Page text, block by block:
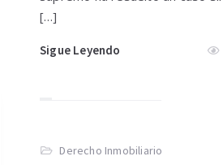
[…]
Sigue Leyendo
Derecho Inmobiliario